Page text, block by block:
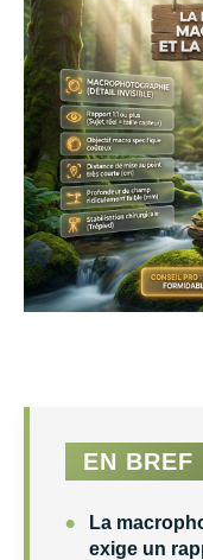
EN BREF
•
La
exige un